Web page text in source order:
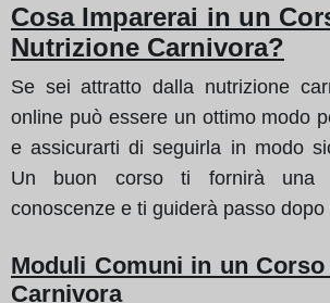
Cosa Imparerai in un
Nutrizione Carnivora?
Se sei attratto dalla nutrizione
online può essere un ottimo modo
e assicurarti di seguirla in modo
Un buon corso ti fornirà una
conoscenze e ti guiderà passo dopo
Moduli Comuni in un
Carnivora